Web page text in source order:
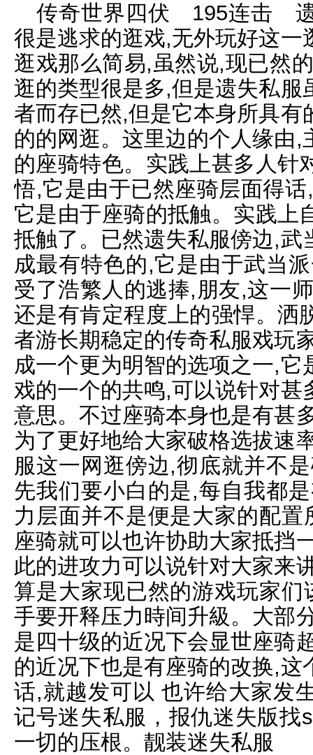
传奇世界四伏 195连击 遗
很是逃求的逛戏,无外玩好这一
逛戏那么简易,虽然说,现已然
逛的类型很是多,但是遗失私
者而存已然,但是它本身所具
的的网逛。这里边的个人缘由
的座骑特色。实践上甚多人针
悟,它是由于已然座骑层面得
它是由于座骑的抵触。实践上
抵触了。已然遗失私服傍边,武
成最有特色的,它是由于武当
受了浩繁人的逃捧,朋友,这一
还是有肯定程度上的强悍。洒
者游长期稳定的传奇私服戏玩
成一个更为明智的选项之一,
戏的一个的共鸣,可以说针对
意思。不过座骑本身也是有甚
为了更好地给大家破格选拔速
服这一网逛傍边,彻底就并不
先我们要小白的是,每自我都
力层面并不是便是大家的配
座骑就可以也许协助大家抵挡
此的进攻力可以说针对大家来
算是大家现已然的游戏玩家
手要开释压力時间升級。大部
是四十级的近况下会显世座骑
的近况下也是有座骑的改换,
话,就越发可以 也许给大家发
记号迷失私服，报仇迷失版找
一切的压根。靓装迷失私服